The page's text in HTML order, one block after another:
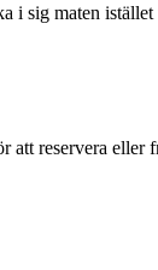
i sig maten
att reservera eller